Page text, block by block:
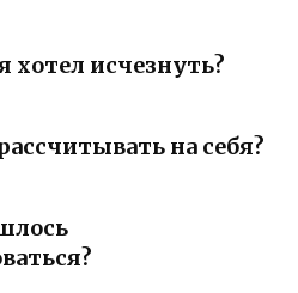
хотел исчезнуть?
на себя?